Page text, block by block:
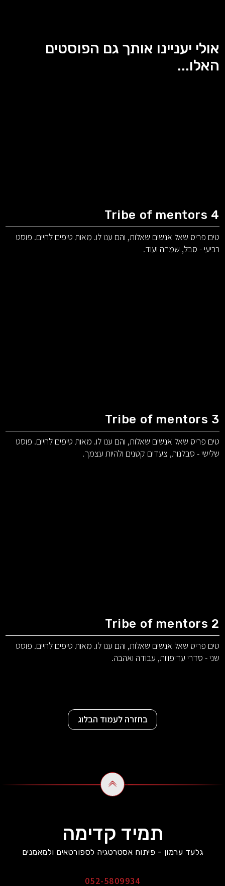
אולי יעניינו אותך גם הפוסטים
האלו...
Tribe of mentors 4
טים פריס שאל אנשים שאלות, והם ענו לו. מאות טיפים לחיים. פוסט
רביעי - סבל, שמחה ועוד.
Tribe of mentors 3
טים פריס שאל אנשים שאלות, והם ענו לו. מאות טיפים לחיים. פוסט
שלישי - סבלנות, צעדים קטנים ולהיות עצמך.
Tribe of mentors 2
טים פריס שאל אנשים שאלות, והם ענו לו. מאות טיפים לחיים. פוסט
שני - סדרי עדיפויות, עבודה ואהבה.
בחזרה לעמוד הבלוג
תמיד קדימה
גלעד ערמון - פיתוח אסטרטגיה לספורטאים ולמאמנים
052-5809934